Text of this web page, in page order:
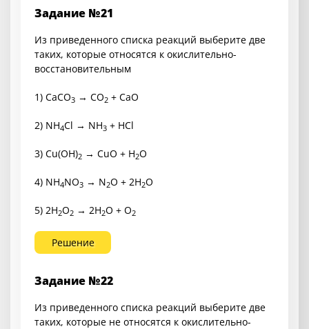
Задание №21
Из приведенного списка реакций выберите две
таких, которые относятся к окислительно-
восстановительным
1) CaCO3 → CO2 + CaO
2) NH4Cl → NH3 + HCl
3) Cu(OH)2 → CuO + H2O
4) NH4NO3 → N2O + 2H2O
5) 2H2O2 → 2H2O + O2
Решение
Задание №22
Из приведенного списка реакций выберите две
таких, которые не относятся к окислительно-